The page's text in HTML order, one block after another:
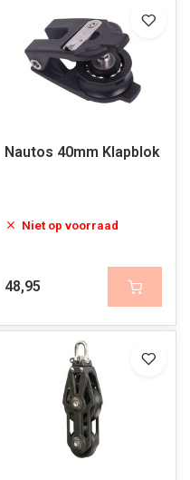
Nautos 40mm Klapblok
Niet op voorraad
48,95